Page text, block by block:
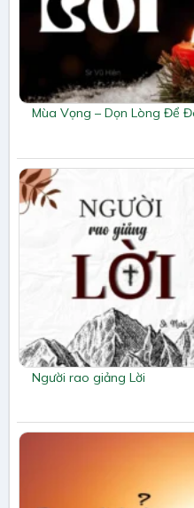
Mùa Vọng – Dọn Lòng Để
Người rao giảng Lời